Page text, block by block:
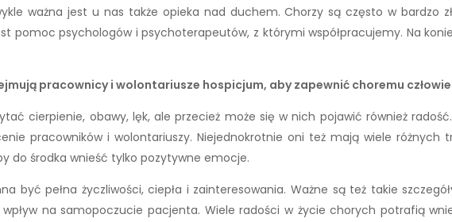
ważna jest u nas także opieka nad duchem. Chorzy są często w bardzo
pomoc psychologów i psychoterapeutów, z którymi współpracujemy. Na
pracownicy i wolontariusze hospicjum, aby zapewnić choremu
cierpienie, obawy, lęk, ale przecież może się w nich pojawić również
pracowników i wolontariuszy. Niejednokrotnie oni też mają wiele
do środka wnieść tylko pozytywne emocje.
być pełna życzliwości, ciepła i zainteresowania. Ważne są też takie
na samopoczucie pacjenta. Wiele radości w życie chorych potrafią